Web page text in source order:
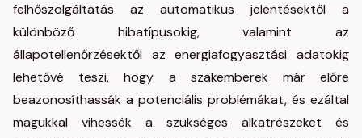
felhőszolgáltatás az automatikus jelentésektől a
különböző hibatípusokig, valamint az
állapotellenőrzésektől az energiafogyasztási adatokig
lehetővé teszi, hogy a szakemberek már előre
beazonosíthassák a potenciális problémákat, és ezáltal
magukkal vihessék a szükséges alkatrészeket és